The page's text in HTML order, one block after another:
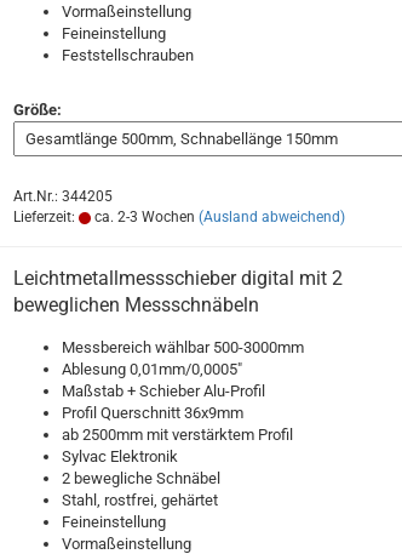
Vormaßeinstellung
Feineinstellung
Feststellschrauben
Größe:
Art.Nr.: 344205
Lieferzeit:
ca. 2-3 Wochen (Ausland abweichend)
Leichtmetallmessschieber digital mit 2
beweglichen Messschnäbeln
Messbereich wählbar 500-3000mm
Ablesung 0,01mm/0,0005"
Maßstab + Schieber Alu-Profil
Profil Querschnitt 36x9mm
ab 2500mm mit verstärktem Profil
Sylvac Elektronik
2 bewegliche Schnäbel
Stahl, rostfrei, gehärtet
Feineinstellung
Vormaßeinstellung